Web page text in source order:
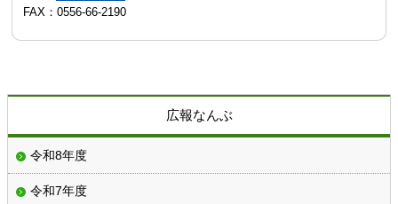
FAX：0556-66-2190
広報なんぶ
令和8年度
令和7年度